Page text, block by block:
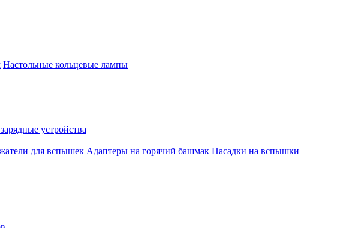
Настольные кольцевые лампы
устройства
для вспышек Адаптеры на горячий башмак Насадки на вспышки